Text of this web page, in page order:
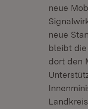
neue
neue
bleibt die
dort den